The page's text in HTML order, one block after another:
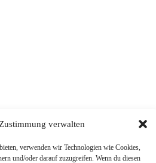
verwalten
verwenden wir Technologien wie Cookies,
und/oder darauf zuzugreifen. Wenn du diesen